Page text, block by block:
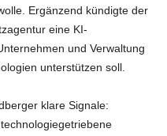
Ergänzend kündigte der
eine KI-
und Verwaltung
unterstützen soll.
klare Signale: